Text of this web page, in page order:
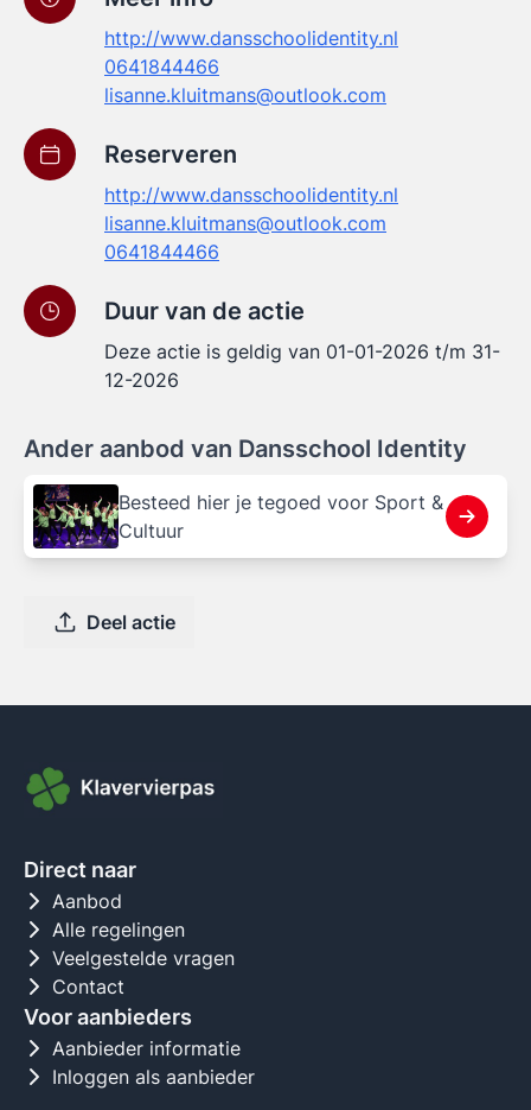
http://www.dansschoolidentity.nl
0641844466
lisanne.kluitmans@outlook.com
Reserveren
http://www.dansschoolidentity.nl
lisanne.kluitmans@outlook.com
0641844466
Duur van de actie
Deze actie is geldig van 01-01-2026 t/m 31-
12-2026
Ander aanbod van Dansschool Identity
Besteed hier je tegoed voor Sport &
Cultuur
Deel actie
Direct naar
Aanbod
Alle regelingen
Veelgestelde vragen
Contact
Voor aanbieders
Aanbieder informatie
Inloggen als aanbieder